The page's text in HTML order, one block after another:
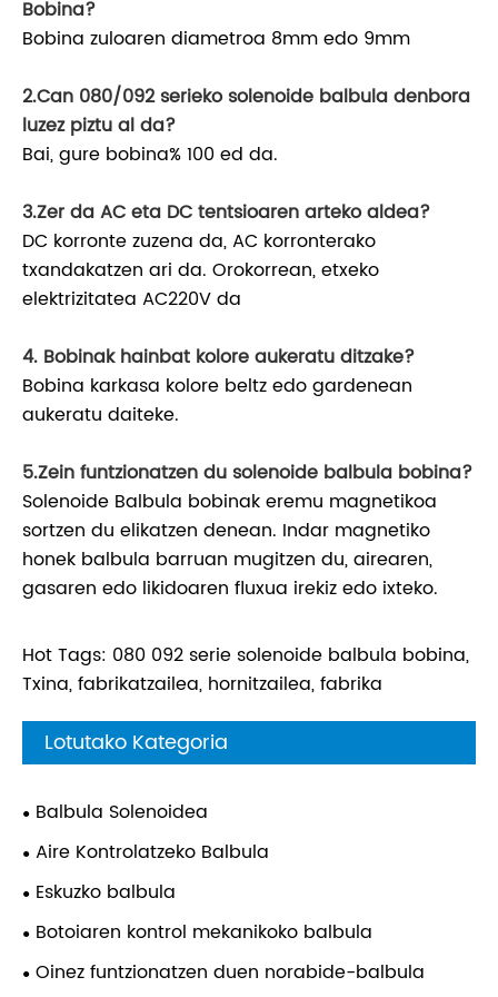
Bobina?
Bobina zuloaren diametroa 8mm edo 9mm
2.Can 080/092 serieko solenoide balbula denbora
luzez piztu al da?
Bai, gure bobina% 100 ed da.
3.Zer da AC eta DC tentsioaren arteko aldea?
DC korronte zuzena da, AC korronterako
txandakatzen ari da. Orokorrean, etxeko
elektrizitatea AC220V da
4. Bobinak hainbat kolore aukeratu ditzake?
Bobina karkasa kolore beltz edo gardenean
aukeratu daiteke.
5.Zein funtzionatzen du solenoide balbula bobina?
Solenoide Balbula bobinak eremu magnetikoa
sortzen du elikatzen denean. Indar magnetiko
honek balbula barruan mugitzen du, airearen,
gasaren edo likidoaren fluxua irekiz edo ixteko.
Hot Tags: 080 092 serie solenoide balbula bobina,
Txina, fabrikatzailea, hornitzailea, fabrika
Lotutako Kategoria
Balbula Solenoidea
Aire Kontrolatzeko Balbula
Eskuzko balbula
Botoiaren kontrol mekanikoko balbula
Oinez funtzionatzen duen norabide-balbula